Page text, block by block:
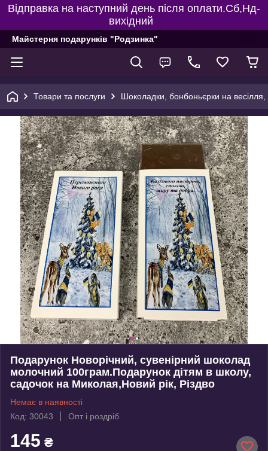
Відправка на наступний день після оплати.Сб,Нд-
вихідний
Майстерня подарунків "Родзинка"
Товари та послуги Шоколадки, бонбоньєрки на
Подарунок Новорічний, сувенірний шоколад
молочний 100грам.Подарунок дітям в школу,
садочок на Миколая,Новий рік, Різдво
Немає в наявності
Код: 30043
Опт і роздріб
145 ₴